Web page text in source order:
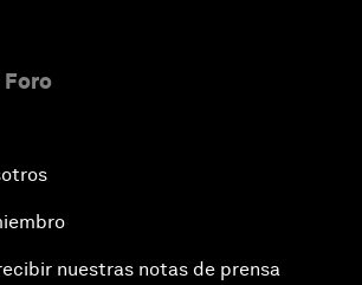
nuestras notas de prensa